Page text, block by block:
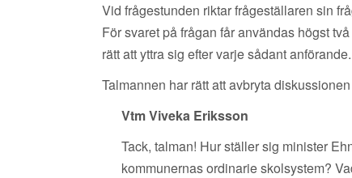
Vid frågestunden riktar frågeställaren sin
För svaret på frågan får användas högst
rätt att yttra sig efter varje sådant
Talmannen har rätt att avbryta
Vtm Viveka Eriksson
Tack, talman! Hur ställer sig minister
kommunernas ordinarie skolsystem?